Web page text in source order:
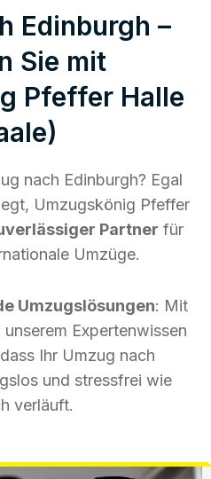
Edinburgh –
Sie mit
Pfeffer Halle
nach Edinburgh? Egal
Umzugskönig Pfeffer
Partner für
Umzüge.
Umzugslösungen: Mit
Expertenwissen
Ihr Umzug nach
und stressfrei wie
verläuft.